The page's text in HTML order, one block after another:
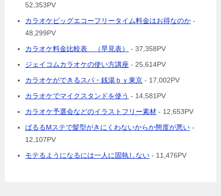
52,353PV
カラオケビッグエコーフリータイム料金はお得なのか -
48,299PV
カラオケ料金比較表 （早見表）
- 37,358PV
ジェイコムカラオケの使い方講座 - 25,614PV
カラオケができるスパ・銭湯ｂｙ東京 - 17,002PV
カラオケでマイクスタンドを使う - 14,581PV
カラオケ予選会などのイラストフリー素材 - 12,653PV
ぱるるMステで髪型がきにくわないからか態度が悪い -
12,107PV
モテるようになるには一人に固執しない - 11,476PV